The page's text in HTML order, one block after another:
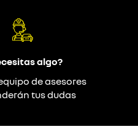
algo?
de asesores
tus dudas